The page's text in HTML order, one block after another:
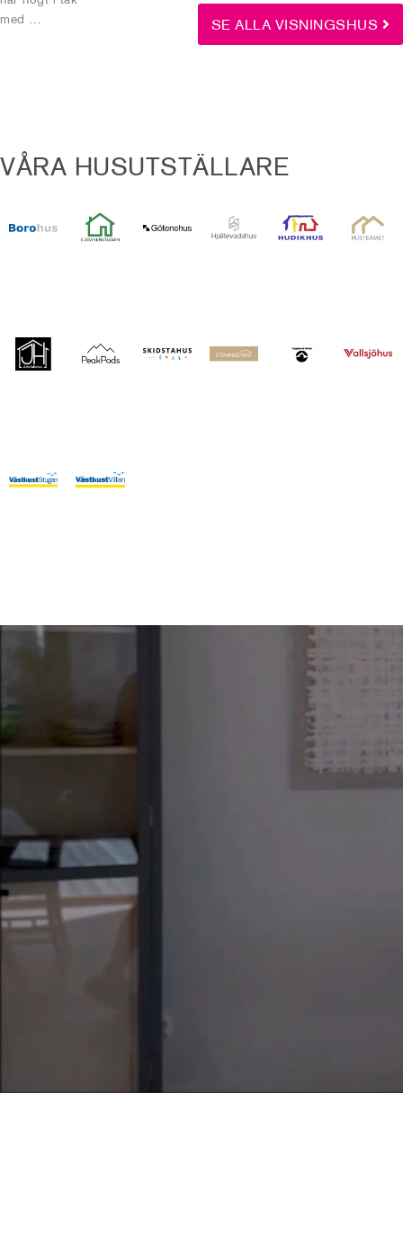
med …
SE ALLA VISNINGSHUS
VÅRA HUSUTSTÄLLARE